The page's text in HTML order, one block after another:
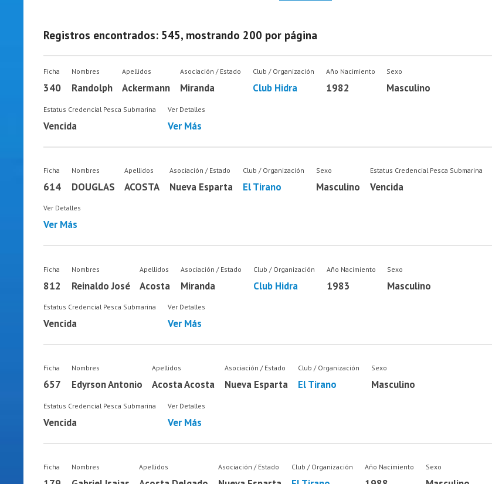
Registros encontrados: 545, mostrando 200 por página
Ficha
340
Nombres
Randolph
Apellidos
Ackermann
Asociación / Estado
Miranda
Club / Organización
Club Hidra
Año Nacimiento
1982
Sexo
Masculino
Estatus Credencial Pesca Submarina
Vencida
Ver Detalles
Ver Más
Ficha
614
Nombres
DOUGLAS
Apellidos
ACOSTA
Asociación / Estado
Nueva Esparta
Club / Organización
El Tirano
Sexo
Masculino
Estatus Credencial Pesca Submarina
Vencida
Ver Detalles
Ver Más
Ficha
812
Nombres
Reinaldo José
Apellidos
Acosta
Asociación / Estado
Miranda
Club / Organización
Club Hidra
Año Nacimiento
1983
Sexo
Masculino
Estatus Credencial Pesca Submarina
Vencida
Ver Detalles
Ver Más
Ficha
657
Nombres
Edyrson Antonio
Apellidos
Acosta Acosta
Asociación / Estado
Nueva Esparta
Club / Organización
El Tirano
Sexo
Masculino
Estatus Credencial Pesca Submarina
Vencida
Ver Detalles
Ver Más
Ficha Nombres Apellidos Asociación / Estado Club / Organización Año Nacimiento Sexo